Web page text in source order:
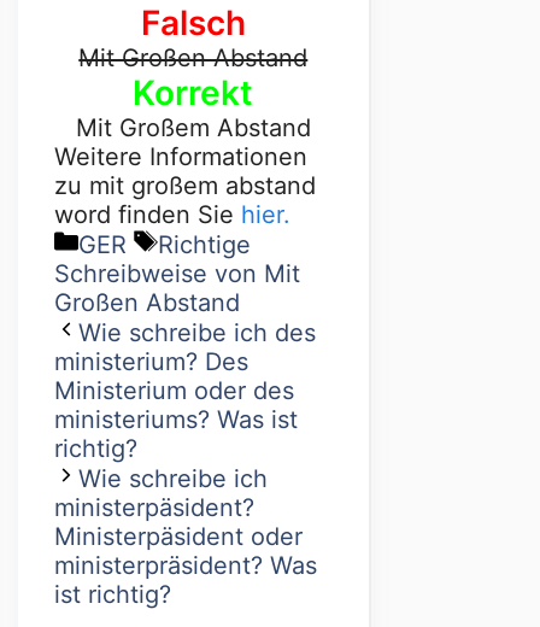
Falsch
Mit Großen Abstand
Korrekt
Mit Großem Abstand
Weitere Informationen
zu mit großem abstand
word finden Sie hier.
GER
Richtige
Schreibweise von Mit
Großen Abstand
Wie schreibe ich des
ministerium? Des
Ministerium oder des
ministeriums? Was ist
richtig?
Wie schreibe ich
ministerpäsident?
Ministerpäsident oder
ministerpräsident? Was
ist richtig?